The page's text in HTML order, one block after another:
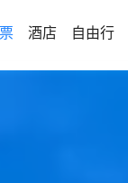
酒店 自由行